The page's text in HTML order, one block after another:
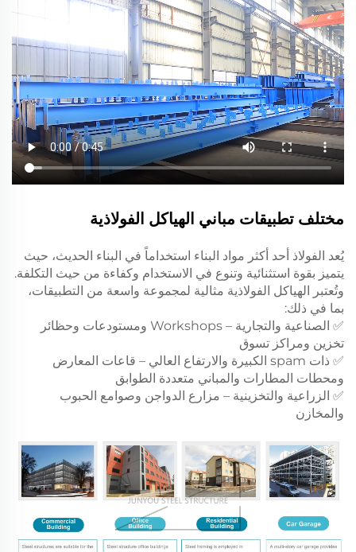
مختلف تطبيقات مباني الهياكل الفولاذية
يُعد الفولاذ أحد أكثر مواد البناء استخداماً في البناء الحديث، حيث
يتميز بقوة استثنائية وتنوع في الاستخدام وكفاءة من حيث التكلفة.
وتُعتبر الهياكل الفولاذية مثالية لمجموعة واسعة من التطبيقات،
بما في ذلك:
✅ الصناعية والتجارية – Workshops ومستودعات وحظائر
تخزين ومراكز تسوق
✅ ذات spam الكبيرة والارتفاع العالي – قاعات المعارض
ومحطات المطارات والمباني متعددة الطوابق
✅ الزراعية والتخزينية – مزارع الدواجن وصوامع الحبوب
والمخازن